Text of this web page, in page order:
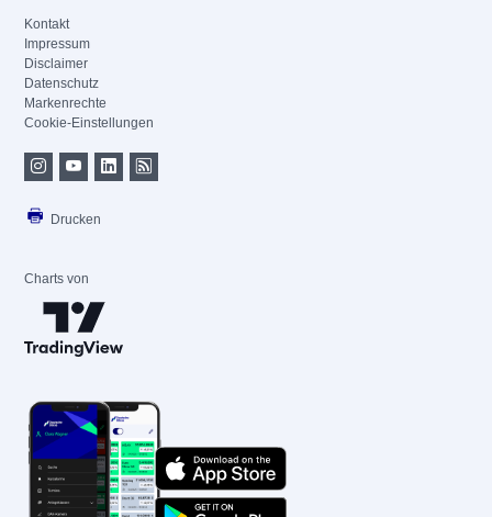
Kontakt
Impressum
Disclaimer
Datenschutz
Markenrechte
Cookie-Einstellungen
Drucken
Charts von